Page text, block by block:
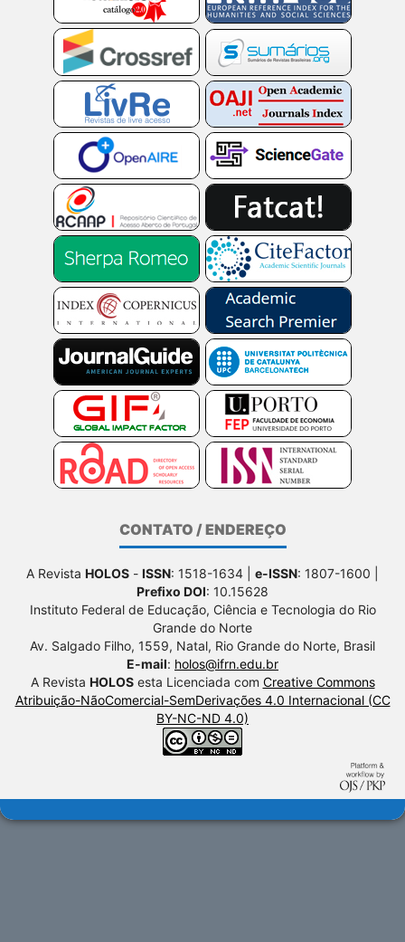
CONTATO / ENDEREÇO
A Revista HOLOS - ISSN: 1518-1634 | e-ISSN: 1807-1600 |
Prefixo DOI: 10.15628
Instituto Federal de Educação, Ciência e Tecnologia do Rio
Grande do Norte
Av. Salgado Filho, 1559, Natal, Rio Grande do Norte, Brasil
E-mail: holos@ifrn.edu.br
A Revista HOLOSesta Licenciada com Creative Commons
Atribuição-NãoComercial-SemDerivações 4.0 Internacional (CC
BY-NC-ND 4.0)